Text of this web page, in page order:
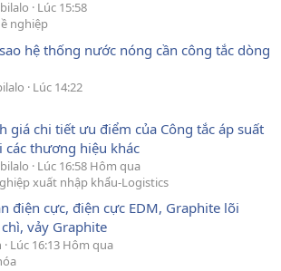
Lúc 15:58
nghiệp
hệ thống nước nóng cần công tắc dòng
Lúc 14:22
giá chi tiết ưu điểm của Công tắc áp suất
các thương hiệu khác
Lúc 16:58 Hôm qua
xuất nhập khẩu-Logistics
điện cực, điện cực EDM, Graphite lõi
vảy Graphite
Lúc 16:13 Hôm qua